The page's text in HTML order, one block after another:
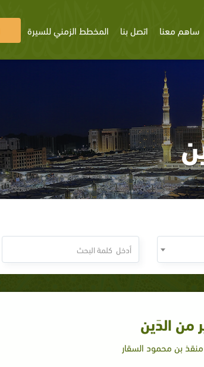
ساهم معنا اتصل بنا المخطط الزمني للسيرة
من الدَين
بن محمود السقار